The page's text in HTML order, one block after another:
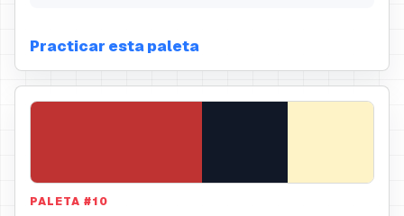
Practicar esta paleta
PALETA #10